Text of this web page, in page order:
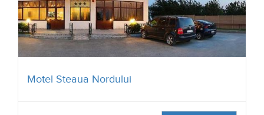
Motel Steaua Nordului